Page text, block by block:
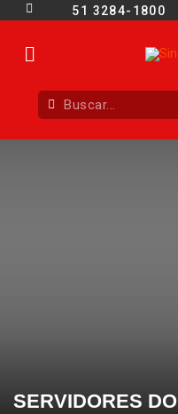
51 3284-1800
SERVIDORES